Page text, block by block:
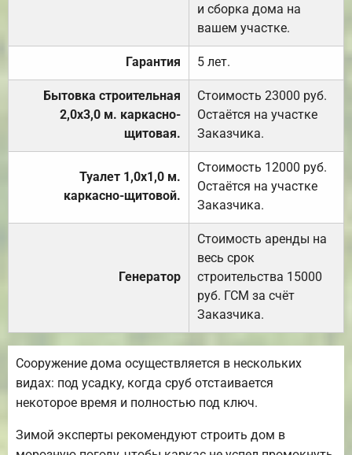
и сборка дома на
вашем участке.
Гарантия 5 лет.
Бытовка строительная
2,0х3,0 м. каркасно-
щитовая.
Стоимость 23000 руб.
Остаётся на участке
Заказчика.
Туалет 1,0х1,0 м.
каркасно-щитовой.
Стоимость 12000 руб.
Остаётся на участке
Заказчика.
Генератор
Стоимость аренды на
весь срок
строительства 15000
руб. ГСМ за счёт
Заказчика.
Сооружение дома осуществляется в нескольких
видах: под усадку, когда сруб отстаивается
некоторое время и полностью под ключ.
Зимой эксперты рекомендуют строить дом в